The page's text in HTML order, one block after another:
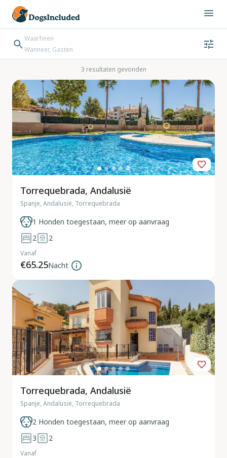
Waarheen
Wanneer, Gasten
Bestemming zoeken
Inchecken → Uitchecken3 resultaten gevonden
Torrequebrada, Andalusië
Spanje, Andalusië, Torrequebrada
1 Honden toegestaan, meer op aanvraag
2
2
Vanaf
€65.25Nacht
Torrequebrada, Andalusië
Spanje, Andalusië, Torrequebrada
2 Honden toegestaan, meer op aanvraag
3
2
Vanaf